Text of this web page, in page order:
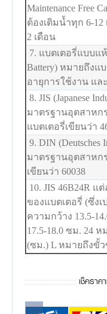
Maintenance Free
ต้องเติมน้ำทุก 6-
2 เดือน
7. แบตเตอรี่แบบแห้
Battery) หมายถึง
อายุการใช้งาน แล
8. JIS (Japanese
มาตรฐานอุตสาหก
แบตเตอรี่เขียนว่า
9. DIN (Deutsches
มาตรฐานอุตสาหก
เขียนว่า 60038
10. JIS 46B24R
ของแบตเตอรี่ (ซึ่ง
ความกว้าง 13.5-
17.5-18.0 ซม. 24
(ซม.) L หมายถึงขั้
เช็ครา